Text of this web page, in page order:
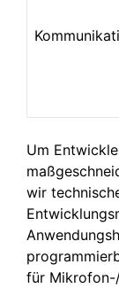
Um
wir
für